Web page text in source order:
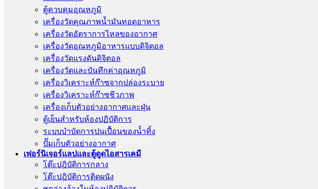
ตู้ควบคุมอุณหภูมิ
เครื่องวัดคุณภาพน้ำมันทอดอาหาร
เครื่องวัดอัตราการไหลของอากาศ
เครื่องวัดอุณหภูมิอาหารแบบดิจิตอล
เครื่องวัดแรงดันดิจิตอล
เครื่องวัดและบันทึกค่าอุณหภูมิ
เครื่องวิเคราะห์ก๊าซจากปล่องระบาย
เครื่องวิเคราะห์ก๊าซชีวภาพ
เครื่องเก็บตัวอย่างอากาศเเละฝุ่น
ตู้เย็นสำหรับห้องปฏิบัติการ
ระบบบำบัดการปนเปื้อนของน้ำทิ้ง
ปั๊มเก็บตัวอย่างอากาศ
เฟอร์นิเจอร์แลปและตู้ดูดไอสารเคมี
โต๊ะปฎิบัติการกลาง
โต๊ะปฎิบัติการติดผนัง